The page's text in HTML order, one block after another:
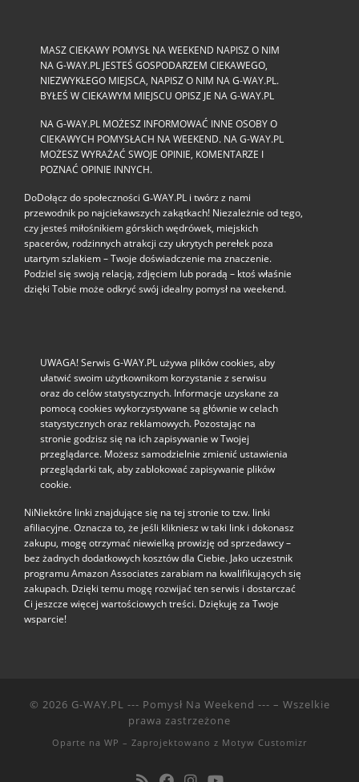
MASZ CIEKAWY POMYSŁ NA WEEKEND NAPISZ O NIM
NA G-WAY.PL JESTEŚ GOSPODARZEM CIEKAWEGO,
NIEZWYKŁEGO MIEJSCA, NAPISZ O NIM NA G-WAY.PL.
BYŁEŚ W CIEKAWYM MIEJSCU OPISZ JE NA G-WAY.PL
NA G-WAY.PL MOŻESZ INFORMOWAĆ INNE OSOBY O
CIEKAWYCH POMYSŁACH NA WEEKEND. NA G-WAY.PL
MOŻESZ WYRAŻAĆ SWOJE OPINIE, KOMENTARZE I
POZNAĆ OPINIE INNYCH.
DoDołącz do społeczności G‑WAY.PL i twórz z nami
przewodnik po najciekawszych zakątkach! Niezależnie od tego,
czy jesteś miłośnikiem górskich wędrówek, miejskich
spacerów, rodzinnych atrakcji czy ukrytych perełek poza
utartym szlakiem – Twoje doświadczenie ma znaczenie.
Podziel się swoją relacją, zdjęciem lub poradą – ktoś właśnie
dzięki Tobie może odkryć swój idealny pomysł na weekend.
UWAGA! Serwis G-WAY.PL używa plików cookies, aby
ułatwić swoim użytkownikom korzystanie z serwisu
oraz do celów statystycznych. Informacje uzyskane za
pomocą cookies wykorzystywane są głównie w celach
statystycznych oraz reklamowych. Pozostając na
stronie godzisz się na ich zapisywanie w Twojej
przeglądarce. Możesz samodzielnie zmienić ustawienia
przeglądarki tak, aby zablokować zapisywanie plików
cookie.
NiNiektóre linki znajdujące się na tej stronie to tzw. linki
afiliacyjne. Oznacza to, że jeśli klikniesz w taki link i dokonasz
zakupu, mogę otrzymać niewielką prowizję od sprzedawcy –
bez żadnych dodatkowych kosztów dla Ciebie. Jako uczestnik
programu Amazon Associates zarabiam na kwalifikujących się
zakupach. Dzięki temu mogę rozwijać ten serwis i dostarczać
Ci jeszcze więcej wartościowych treści. Dziękuję za Twoje
wsparcie!
© 2026 G-WAY.PL --- Pomysł Na Weekend --- – Wszelkie
prawa zastrzeżone
Oparte na WP – Zaprojektowano z Motyw Customizr